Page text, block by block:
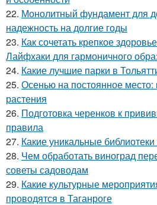
22. Монолитный фундамент для
надежность на долгие годы
23. Как сочетать крепкое
Лайфхаки для гармоничного
24. Какие лучшие парки в
25. Осенью на постоянное место:
растения
26. Подготовка черенков к
правила
27. Какие уникальные библиотеки
28. Чем обработать виноград
советы садоводам
29. Какие культурные
проводятся в Таганроге